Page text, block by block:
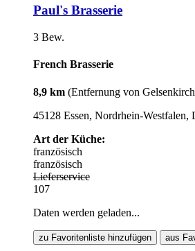
Paul's Brasserie
3 Bew.
French Brasserie
8,9 km (Entfernung von
45128 Essen, Nordrhein-Westfalen,
Art der Küche:
französisch
französisch
Lieferservice
107
Daten werden geladen...
zu Favoritenliste hinzufügen aus